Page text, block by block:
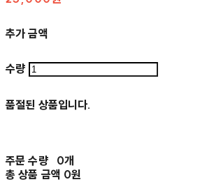
추가 금액
수량
품절된 상품입니다.
주문 수량
0개
총 상품 금액 0원